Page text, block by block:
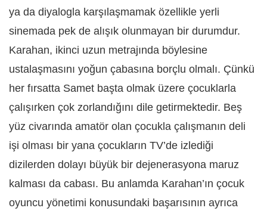
ya da diyalogla karşılaşmamak özellikle yerli
sinemada pek de alışık olunmayan bir durumdur.
Karahan, ikinci uzun metrajında böylesine
ustalaşmasını yoğun çabasına borçlu olmalı. Çünkü
her fırsatta Samet başta olmak üzere çocuklarla
çalışırken çok zorlandığını dile getirmektedir. Beş
yüz civarında amatör olan çocukla çalışmanın deli
işi olması bir yana çocukların TV’de izlediği
dizilerden dolayı büyük bir dejenerasyona maruz
kalması da cabası. Bu anlamda Karahan’ın çocuk
oyuncu yönetimi konusundaki başarısının ayrıca